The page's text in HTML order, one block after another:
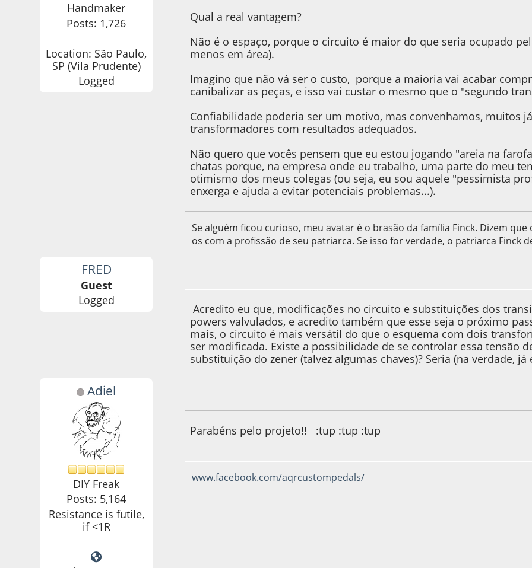
Handmaker
Posts: 1,726
Location: São Paulo,
SP (Vila Prudente)
Logged
Qual a real vantagem?
Não é o espaço, porque o circuito é maior do que seria ocupado
menos em área).
Imagino que não vá ser o custo, porque a maioria vai acabar
canibalizar as peças, e isso vai custar o mesmo que o "segundo
Confiabilidade poderia ser um motivo, mas convenhamos, muitos
transformadores com resultados adequados.
Não quero que vocês pensem que eu estou jogando "areia na
chatas porque, na empresa onde eu trabalho, uma parte do meu
otimismo dos meus colegas (ou seja, eu sou aquele "pessimista
enxerga e ajuda a evitar potenciais problemas...).
Se alguém ficou curioso, meu avatar é o brasão da família Finck. Dizem
os com a profissão de seu patriarca. Se isso for verdade, o patriarca Finck
FRED
Guest
Logged
Acredito eu que, modificações no circuito e substituições dos
powers valvulados, e acredito também que esse seja o próximo
mais, o circuito é mais versátil do que o esquema com dois
ser modificada. Existe a possibilidade de se controlar essa tensão
substituição do zener (talvez algumas chaves)? Seria (na verdade,
Adiel
DIY Freak
Posts: 5,164
Resistance is futile,
if <1R
Parabéns pelo projeto!! :tup :tup :tup
www.facebook.com/aqrcustompedals/